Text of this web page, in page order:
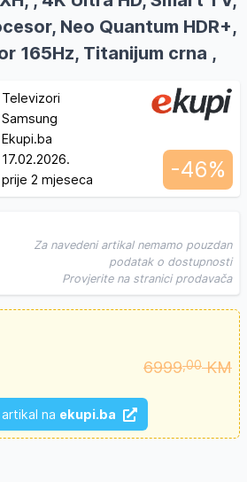
Neo Quantum HDR+,
165Hz, Titanijum crna ,
Televizori
Samsung
Ekupi.ba
17.02.2026.
prije 2 mjeseca -46%
Za navedeni artikal nemamo pouzdan
podatak o dostupnosti
Provjerite na stranici prodavača
6999,00KM
na ekupi.ba